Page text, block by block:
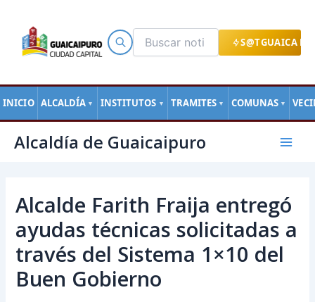
S@TGUAICA
INICIO ALCALDÍA ▼ INSTITUTOS ▼ TRAMITES ▼ COMUNAS ▼
contenido
Alcaldía de Guaicaipuro
Main
Alcalde Farith Fraija entregó
ayudas técnicas solicitadas a
través del Sistema 1×10 del
Buen Gobierno
de